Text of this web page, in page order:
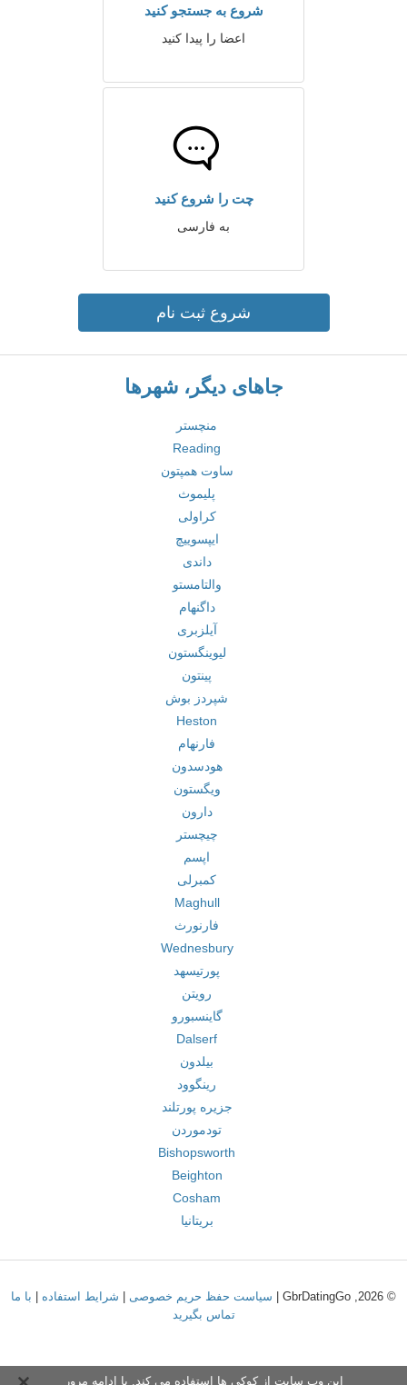
شروع به جستجو کنید
اعضا را پیدا کنید
چت را شروع کنید
به فارسی
شروع ثبت نام
جاهای دیگر، شهرها
منچستر
Reading
ساوت همپتون
پلیموث
کراولی
ایپسوییچ
داندی
والتامستو
داگنهام
آیلزبری
لیوینگستون
پینتون
شپردز بوش
Heston
فارنهام
هودسدون
ویگستون
دارون
چیچستر
اپسم
کمبرلی
Maghull
فارنورث
Wednesbury
پورتیسهد
رویتن
گاینسبورو
Dalserf
بیلدون
رینگوود
جزیره پورتلند
تودموردن
Bishopsworth
Beighton
Cosham
بریتانیا
© 2026, GbrDatingGo | سیاست حفظ حریم خصوصی شرایط استفاده
با ما
تماس بگیرید
این وب سایت از کوکی ها استفاده می کند. با ادامه مرور